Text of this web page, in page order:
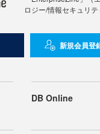
ロジー/情報セキュリ
新規会員登
DB Online